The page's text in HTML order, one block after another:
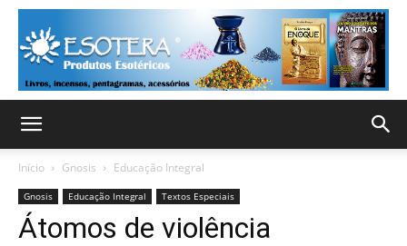
Início Gnosis Educação Integral
Gnosis Educação Integral Textos Especiais
Átomos de violência